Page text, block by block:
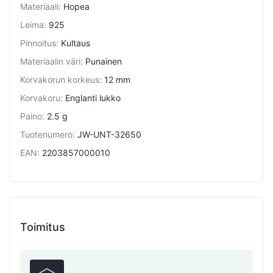
Materiaali: Hopea
Leima: 925
Pinnoitus: Kultaus
Materiaalin väri: Punainen
Korvakorun korkeus: 12 mm
Korvakoru: Englanti lukko
Paino: 2.5 g
Tuotenumero: JW-UNT-32650
EAN: 2203857000010
Toimitus